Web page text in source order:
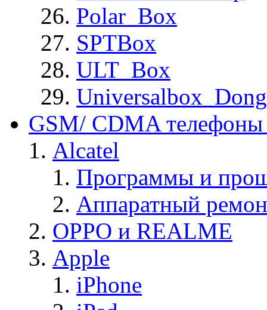
Polar_Box
SPTBox
ULT_Box
GSM/ CDMA
Alcatel
Программы и
Аппаратный
OPPO и REALME
Apple
iPhone